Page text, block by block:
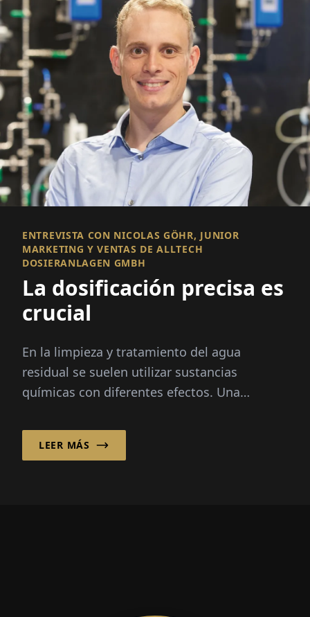
ENTREVISTA CON NICOLAS GÖHR, JUNIOR
MARKETING Y VENTAS DE ALLTECH
DOSIERANLAGEN GMBH
La dosificación precisa es
crucial
En la limpieza y tratamiento del agua
residual se suelen utilizar sustancias
químicas con diferentes efectos. Una
proceso...
LEER MÁS